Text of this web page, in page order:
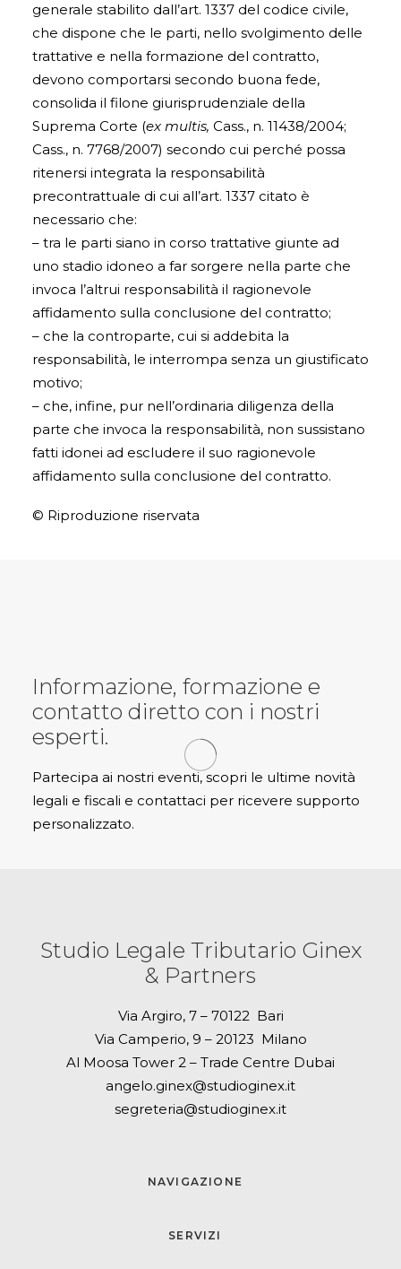
generale stabilito dall’art. 1337 del codice civile,
che dispone che le parti, nello svolgimento delle
trattative e nella formazione del contratto,
devono comportarsi secondo buona fede,
consolida il filone giurisprudenziale della
Suprema Corte (ex multis, Cass., n. 11438/2004;
Cass., n. 7768/2007) secondo cui perché possa
ritenersi integrata la responsabilità
precontrattuale di cui all’art. 1337 citato è
necessario che:
– tra le parti siano in corso trattative giunte ad
uno stadio idoneo a far sorgere nella parte che
invoca l’altrui responsabilità il ragionevole
affidamento sulla conclusione del contratto;
– che la controparte, cui si addebita la
responsabilità, le interrompa senza un giustificato
motivo;
– che, infine, pur nell’ordinaria diligenza della
parte che invoca la responsabilità, non sussistano
fatti idonei ad escludere il suo ragionevole
affidamento sulla conclusione del contratto.
© Riproduzione riservata
Informazione, formazione e
contatto diretto con i nostri
esperti.
Partecipa ai nostri eventi, scopri le ultime novità
legali e fiscali e contattaci per ricevere supporto
personalizzato.
Studio Legale Tributario Ginex
& Partners
Via Argiro, 7 – 70122 Bari
Via Camperio, 9 – 20123 Milano
Al Moosa Tower 2 – Trade Centre Dubai
angelo.ginex@studioginex.it
segreteria@studioginex.it
NAVIGAZIONE
SERVIZI